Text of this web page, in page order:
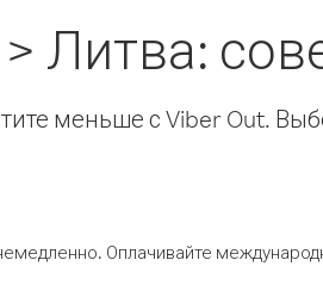
Литва:
меньше с Viber Out.
Оплачивайте